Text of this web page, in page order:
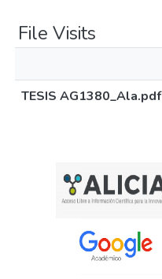
File Visits
TESIS AG1380_Ala.pdf